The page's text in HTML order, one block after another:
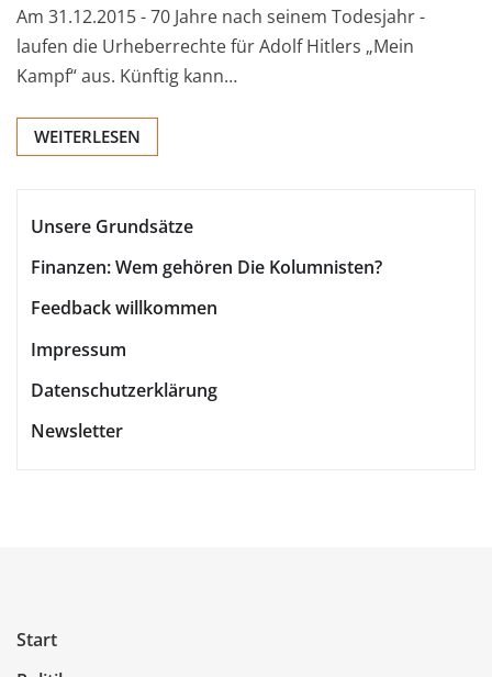
Am 31.12.2015 - 70 Jahre nach seinem Todesjahr -
laufen die Urheberrechte für Adolf Hitlers „Mein
Kampf“ aus. Künftig kann…
WEITERLESEN
Unsere Grundsätze
Finanzen: Wem gehören Die Kolumnisten?
Feedback willkommen
Impressum
Datenschutzerklärung
Newsletter
Start